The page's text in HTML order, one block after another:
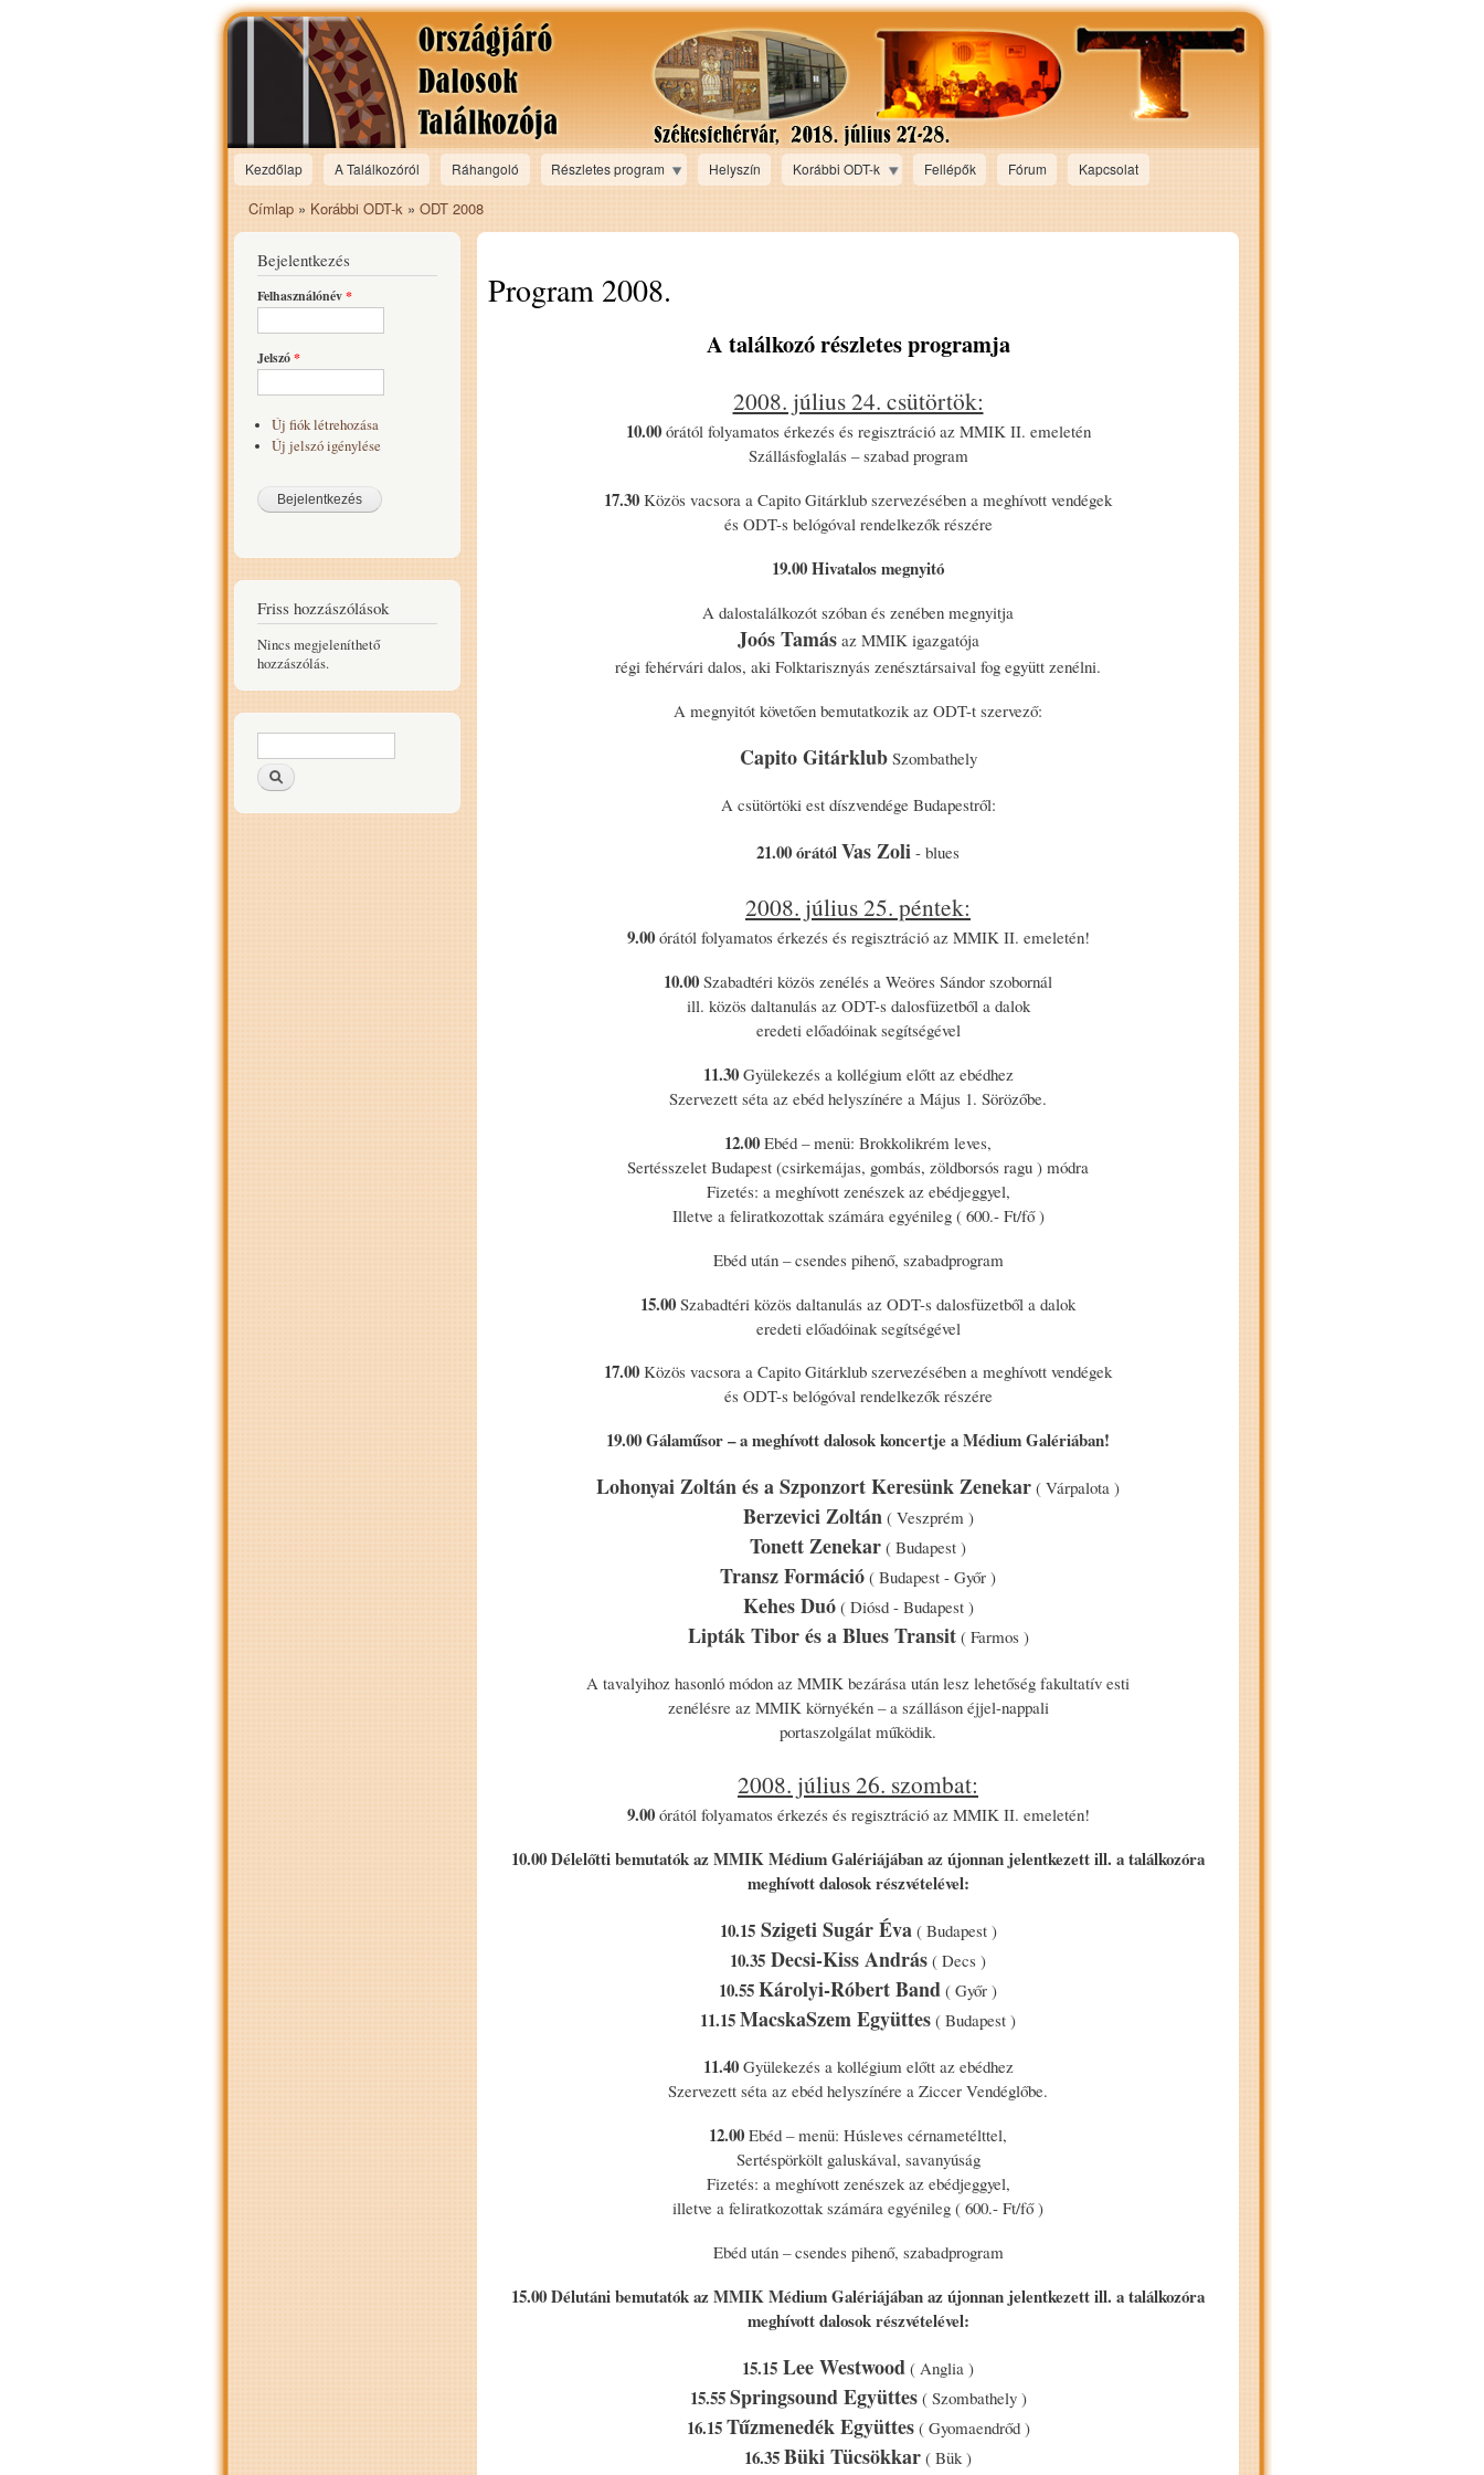
Ugrás a
tartalomra
Main menu
Kezdőlap A Találkozóról Ráhangoló Részletes program Helyszín Korábbi ODT-k Fellépők Fórum Kapcsolat
Jelenlegi hely
Címlap » Korábbi ODT-k » ODT 2008
Bejelentkezés
Felhasználónév*
Jelszó*
Új fiók létrehozása
Új jelszó igénylése
Friss hozzászólások
Nincs megjeleníthető
hozzászólás.
Keresés űrlap
Program 2008.
A találkozó részletes programja
2008. július 24. csütörtök:
10.00órától folyamatos érkezés és regisztráció az MMIK II. emeletén
Szállásfoglalás – szabad program
17.30 Közös vacsora a Capito Gitárklub szervezésében a meghívott vendégek
és ODT-s belógóval rendelkezők részére
19.00 Hivatalos megnyitó
A dalostalálkozót szóban és zenében megnyitja
Joós Tamásaz MMIK igazgatója
régi fehérvári dalos, aki Folktarisznyás zenésztársaival fog együtt zenélni.
A megnyitót követően bemutatkozik az ODT-t szervező:
Capito GitárklubSzombathely
A csütörtöki est díszvendége Budapestről:
21.00 órátólVas Zoli - blues
2008. július 25. péntek:
9.00órától folyamatos érkezés és regisztráció az MMIK II. emeletén!
10.00 Szabadtéri közös zenélés a Weöres Sándor szobornál
ill. közös daltanulás az ODT-s dalosfüzetből a dalok
eredeti előadóinak segítségével
11.30Gyülekezés a kollégium előtt az ebédhez
Szervezett séta az ebéd helyszínére a Május 1. Sörözőbe.
12.00 Ebéd – menü: Brokkolikrém leves,
Sertésszelet Budapest (csirkemájas, gombás, zöldborsós ragu ) módra
Fizetés: a meghívott zenészek az ebédjeggyel,
Illetve a feliratkozottak számára egyénileg ( 600.- Ft/fő )
Ebéd után – csendes pihenő, szabadprogram
15.00 Szabadtéri közös daltanulás az ODT-s dalosfüzetből a dalok
eredeti előadóinak segítségével
17.00 Közös vacsora a Capito Gitárklub szervezésében a meghívott vendégek
és ODT-s belógóval rendelkezők részére
19.00 Gálaműsor – a meghívott dalosok koncertje a Médium Galériában!
Lohonyai Zoltán és a Szponzort Keresünk Zenekar ( Várpalota )
Berzevici Zoltán( Veszprém )
Tonett Zenekar ( Budapest )
Transz Formáció ( Budapest - Győr )
Kehes Duó( Diósd - Budapest )
Lipták Tibor és a Blues Transit( Farmos )
A tavalyihoz hasonló módon az MMIK bezárása után lesz lehetőség fakultatív esti
zenélésre az MMIK környékén – a szálláson éjjel-nappali
portaszolgálat működik.
2008. július 26. szombat:
9.00órától folyamatos érkezés és regisztráció az MMIK II. emeletén!
10.00 Délelőtti bemutatók az MMIK Médium Galériájában az újonnan jelentkezett ill. a találkozóra
meghívott dalosok részvételével:
10.15Szigeti Sugár Éva( Budapest )
10.35 Decsi-Kiss András ( Decs )
10.55Károlyi-Róbert Band ( Győr )
11.15MacskaSzem Együttes ( Budapest )
11.40Gyülekezés a kollégium előtt az ebédhez
Szervezett séta az ebéd helyszínére a Ziccer Vendéglőbe.
12.00 Ebéd – menü: Húsleves cérnametélttel,
Sertéspörkölt galuskával, savanyúság
Fizetés: a meghívott zenészek az ebédjeggyel,
illetve a feliratkozottak számára egyénileg ( 600.- Ft/fő )
Ebéd után – csendes pihenő, szabadprogram
15.00 Délutáni bemutatók az MMIK Médium Galériájában az újonnan jelentkezett ill. a találkozóra
meghívott dalosok részvételével:
15.15 Lee Westwood ( Anglia )
15.55 Springsound Együttes( Szombathely )
16.15 Tűzmenedék Együttes( Gyomaendrőd )
16.35Büki Tücsökkar ( Bük )